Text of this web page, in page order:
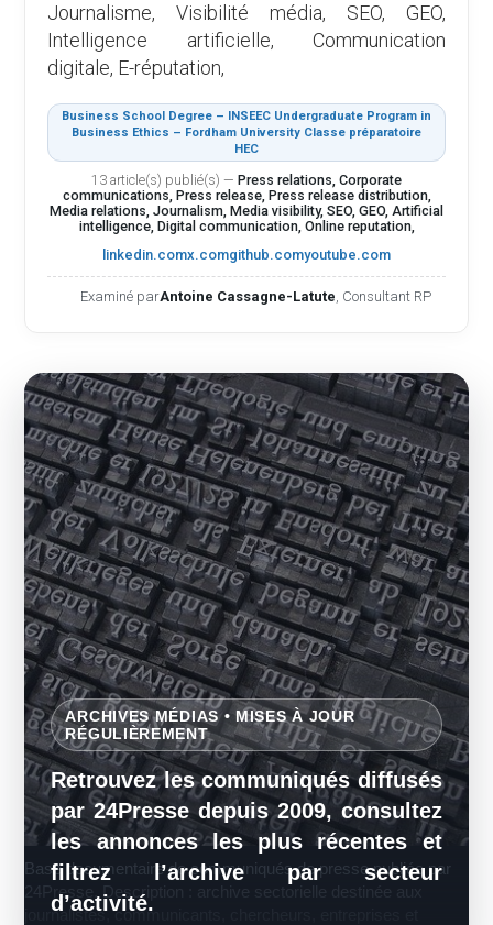
Journalisme, Visibilité média, SEO, GEO,
Intelligence artificielle, Communication
digitale, E-réputation,
Business School Degree – INSEEC Undergraduate Program in
Business Ethics – Fordham University Classe préparatoire
HEC
13 article(s) publié(s) — Press relations, Corporate
communications, Press release, Press release distribution,
Media relations, Journalism, Media visibility, SEO, GEO, Artificial
intelligence, Digital communication, Online reputation,
linkedin.comx.comgithub.comyoutube.com
Examiné parAntoine Cassagne-Latute, Consultant RP
ARCHIVES MÉDIAS • MISES À JOUR
RÉGULIÈREMENT
Retrouvez les communiqués diffusés
par 24Presse depuis 2009, consultez
les annonces les plus récentes et
filtrez l’archive par secteur
d’activité.
Base documentaire de communiqués de presse publiée par
24Presse. Description : archive sectorielle destinée aux
journalistes, communicants, chercheurs, entreprises et